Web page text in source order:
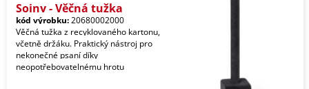
Soiny - Věčná tužka
kód výrobku:20680002000
Věčná tužka z recyklovaného kartonu,
včetně držáku. Praktický nástroj pro
nekonečné psaní díky
neopotřebovatelnému hrotu